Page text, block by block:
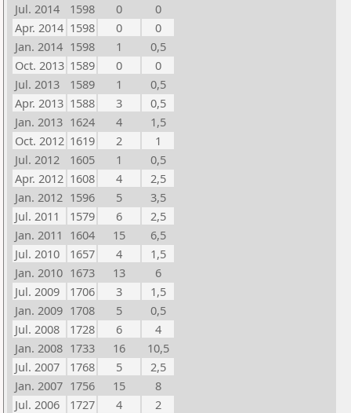
Jul. 2014
1598 0
0
Apr. 2014 1598 0
0
Jan. 2014 1598 1
0,5
Oct. 2013 1589 0
0
Jul. 2013
1589 1
0,5
Apr. 2013 1588 3
0,5
Jan. 2013 1624 4
1,5
Oct. 2012 1619 2
1
Jul. 2012
1605 1
0,5
Apr. 2012 1608 4
2,5
Jan. 2012 1596 5
3,5
Jul. 2011
1579 6
2,5
Jan. 2011 1604 15
6,5
Jul. 2010
1657 4
1,5
Jan. 2010 1673 13
6
Jul. 2009
1706 3
1,5
Jan. 2009 1708 5
0,5
Jul. 2008
1728 6
4
Jan. 2008 1733 16
10,5
Jul. 2007
1768 5
2,5
Jan. 2007 1756 15
8
Jul. 2006
1727 4
2